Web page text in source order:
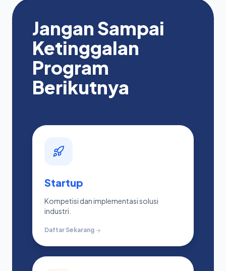
Jangan Sampai
Ketinggalan
Program
Berikutnya
Startup
Kompetisi dan implementasi solusi
industri.
Daftar Sekarang